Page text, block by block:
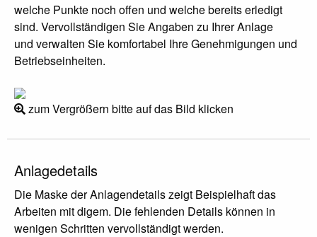
welche Punkte noch offen und welche bereits erledigt
sind. Vervollständigen Sie Angaben zu Ihrer Anlage
und verwalten Sie komfortabel Ihre Genehmigungen und
Betriebseinheiten.
zum Vergrößern bitte auf das Bild klicken
Anlagedetails
Die Maske der Anlagendetails zeigt Beispielhaft das
Arbeiten mit digem. Die fehlenden Details können in
wenigen Schritten vervollständigt werden.